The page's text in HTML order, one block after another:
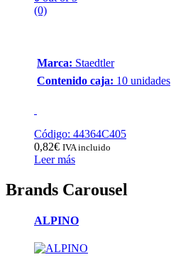
(0)
Marca: Staedtler
Contenido caja: 10 unidades
Código: 44364C405
0,82€ IVA incluido
Leer más
Brands Carousel
ALPINO